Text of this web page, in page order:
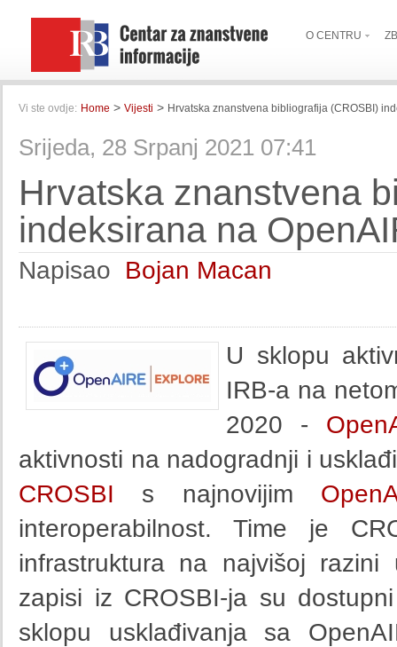
O CENTRU
Vi ste ovdje: Home > Vijesti > Hrvatska znanstvena bibliografija (CROSBI)
Srijeda, 28 Srpanj 2021 07:41
Hrvatska znanstvena
indeksirana na
Napisao Bojan Macan
U sklopu
IRB-a na
2020 -
aktivnosti na nadogradnji i
CROSBI s najnovijim
interoperabilnost. Time je
infrastruktura na najvišoj
zapisi iz CROSBI-ja su
sklopu usklađivanja sa